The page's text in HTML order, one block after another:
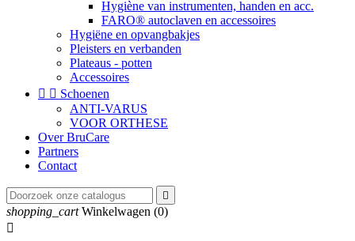
Hygiène van instrumenten, handen en acc.
FARO® autoclaven en accessoires
Hygiëne en opvangbakjes
Pleisters en verbanden
Plateaus - potten
Accessoires
  Schoenen
ANTI-VARUS
VOOR ORTHESE
Over BruCare
Partners
Contact

shopping_cart Winkelwagen (0)
